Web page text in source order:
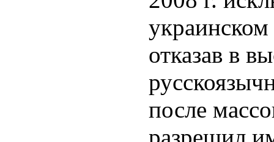
отказав в
после
разрешил